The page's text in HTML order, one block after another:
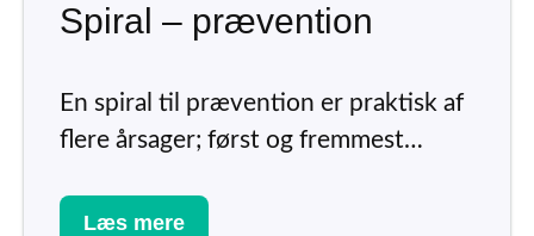
Spiral – prævention
En spiral til prævention er praktisk af
flere årsager; først og fremmest…
Læs mere